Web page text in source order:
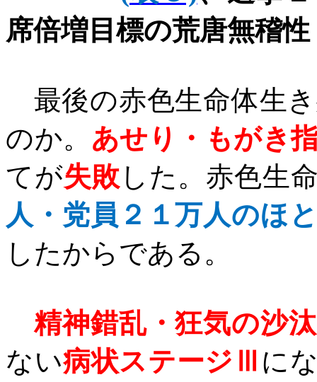
席倍増目標の荒唐無稽性
最後の赤色生命体生
のか。 あせり・もがき
てが失敗 した。赤色生
人・党員２１万人のほ
したからである。
精神錯乱・狂気の沙
ない病状ステージⅢ に